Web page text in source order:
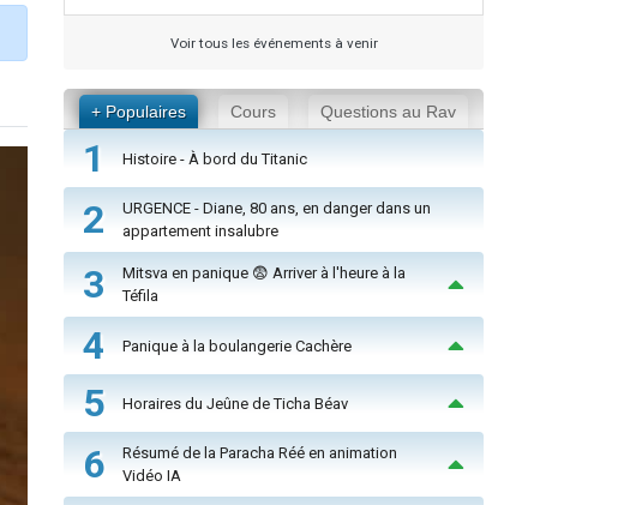
Voir tous les événements à venir
+ Populaires Cours Questions au Rav
1 Histoire - À bord du Titanic
2
URGENCE - Diane, 80 ans, en danger dans un
appartement insalubre
3
Mitsva en panique 😨 Arriver à l'heure à la
Téfila
4 Panique à la boulangerie Cachère
5 Horaires du Jeûne de Ticha Béav
6
Résumé de la Paracha Réé en animation
Vidéo IA